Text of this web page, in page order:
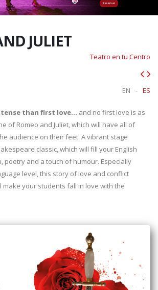
Reservar
JULIET
Teatro en tu Centro
ES
-
EN
than first love… and no first love is as
of Romeo and Juliet, which will have all of
audience on their feet. A vibrant stage
classic, which will fill your English
poetry and a touch of humour. Especially
level, this story of love and conflict
make your students fall in love with the